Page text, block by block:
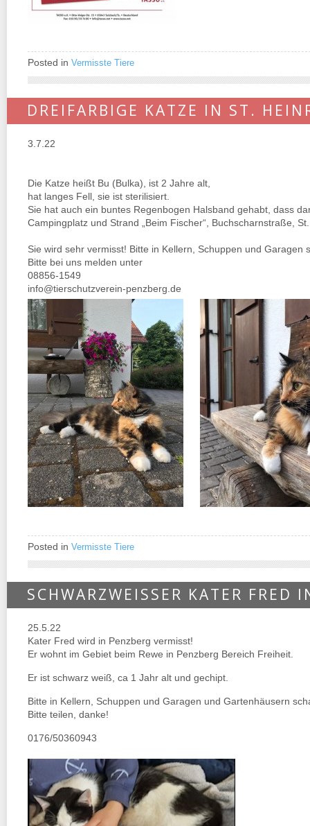
Posted in Vermisste Tiere
DREIFARBIGE KATZE IN ST.
3.7.22
Die Katze heißt Bu (Bulka), ist 2 Jahre alt,
hat langes Fell, sie ist sterilisiert.
Sie hat auch ein buntes Regenbogen Halsband gehabt, dass
Campingplatz und Strand „Beim Fischer“, Buchscharnstraße,
Sie wird sehr vermisst! Bitte in Kellern, Schuppen und Garagen
Bitte bei uns melden unter
08856-1549
info@tierschutzverein-penzberg.de
Posted in Vermisste Tiere
SCHWARZWEISSER KATER FRED
25.5.22
Kater Fred wird in Penzberg vermisst!
Er wohnt im Gebiet beim Rewe in Penzberg Bereich Freiheit.
Er ist schwarz weiß, ca 1 Jahr alt und gechipt.
Bitte in Kellern, Schuppen und Garagen und Gartenhäusern
Bitte teilen, danke!
0176/50360943